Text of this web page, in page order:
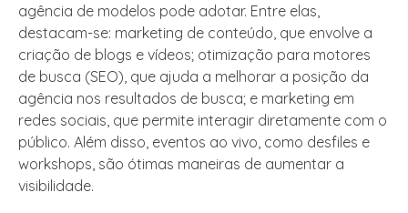
agência de modelos pode adotar. Entre elas,
destacam-se: marketing de conteúdo, que envolve a
criação de blogs e vídeos; otimização para motores
de busca (SEO), que ajuda a melhorar a posição da
agência nos resultados de busca; e marketing em
redes sociais, que permite interagir diretamente com o
público. Além disso, eventos ao vivo, como desfiles e
workshops, são ótimas maneiras de aumentar a
visibilidade.